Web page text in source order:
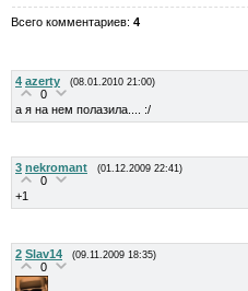
Всего комментариев: 4
4 azerty (08.01.2010 21:00)
0
а я на нем полазила.... :/
3 nekromant (01.12.2009 22:41)
0
+1
2 Slav14 (09.11.2009 18:35)
0